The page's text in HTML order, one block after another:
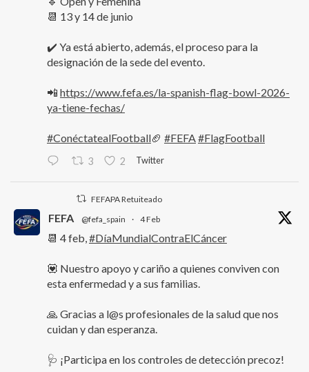
📆 13 y 14 de junio
✔️ Ya está abierto, además, el proceso para la
designación de la sede del evento.
📲 https://www.fefa.es/la-spanish-flag-bowl-2026-
ya-tiene-fechas/
#ConéctatealFootball🏈 #FEFA#FlagFootball
3 2 Twitter
FEFAPA Retuiteado
FEFA @fefa_spain · 4 Feb
📆 4 feb,#DíaMundialContraElCáncer
💟 Nuestro apoyo y cariño a quienes conviven con
esta enfermedad y a sus familias.
🙏 Gracias a l@s profesionales de la salud que nos
cuidan y dan esperanza.
🩺 ¡Participa en los controles de detección precoz!